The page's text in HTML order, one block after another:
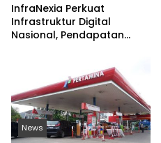
InfraNexia Perkuat
Infrastruktur Digital
Nasional, Pendapatan
News